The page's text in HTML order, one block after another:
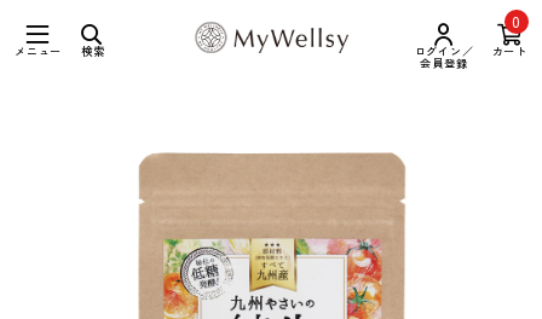
メニュー 検索 ログイン／
会員登録
0
カート